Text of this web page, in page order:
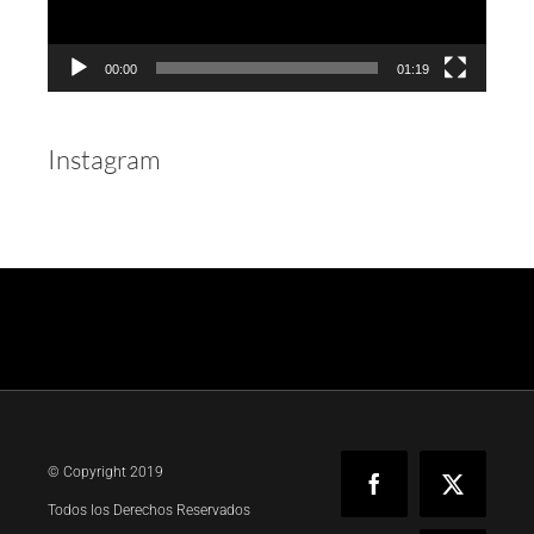
00:00 01:19
Instagram
© Copyright 2019
Todos los Derechos Reservados
FacebookX